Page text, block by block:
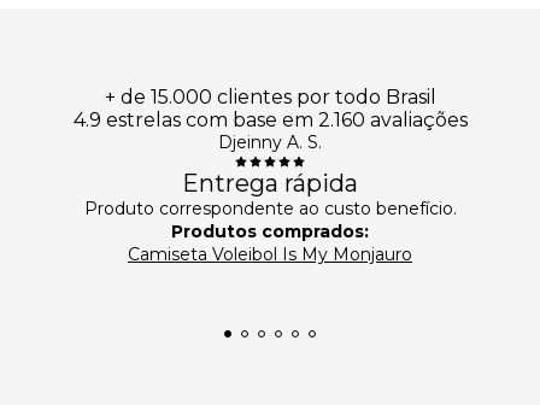
+ de 15.000 clientes por todo Brasil
4.9 estrelas com base em 2.160 avaliações
Djeinny A. S.
Entrega rápida
Produto correspondente ao custo benefício.
Produtos comprados:
Camiseta Voleibol Is My Monjauro